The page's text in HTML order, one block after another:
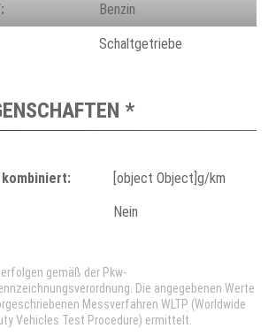
Benzin
Schaltgetriebe
*
kombiniert: [object Object]g/km
Nein
gemäß der Pkw-
Die angegebenen Werte
Messverfahren WLTP (Worldwide
Vehicles Test Procedure) ermittelt.